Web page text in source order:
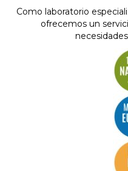
Como laboratorio
ofrecemos un